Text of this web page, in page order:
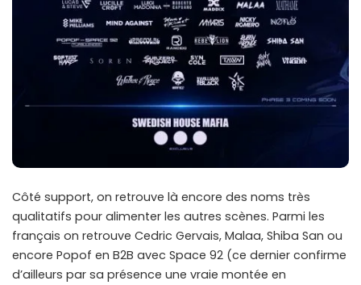
Côté support, on retrouve là encore des noms très
qualitatifs pour alimenter les autres scènes. Parmi les
français on retrouve Cedric Gervais, Malaa, Shiba San ou
encore Popof en B2B avec Space 92 (ce dernier confirme
d’ailleurs par sa présence une vraie montée en